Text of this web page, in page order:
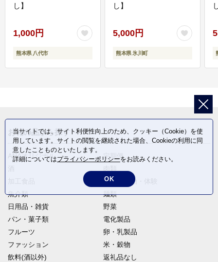
し】
1,000円
熊本県 八代市
し】
5,000円
熊本県 氷川町
お礼の品から探す
ANAオリジナル
定期便
旅行・宿泊・体験
魚介類
麺類
日用品・雑貨
野菜
パン・菓子類
電化製品
フルーツ
卵・乳製品
ファッション
米・穀物
飲料(酒以外)
返礼品なし
当サイトでは、サイト利便性向上のため、クッキー（Cookie）を使
用しています。サイトの閲覧を継続された場合、Cookieの利用に同
意したことものといたします。
詳細についてはプライバシーポリシーをお読みください。
OK